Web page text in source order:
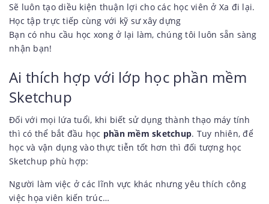
Sẽ luôn tạo diều kiện thuận lợi cho các học viên ở Xa đi lại.
Học tập trực tiếp cùng với kỹ sư xây dựng
Bạn có nhu cầu học xong ở lại làm, chúng tôi luôn sẵn sàng
nhận bạn!
Ai thích hợp với lớp học phần mềm
Sketchup
Đối với mọi lứa tuổi, khi biết sử dụng thành thạo máy tính
thì có thể bắt đầu học phần mềm sketchup. Tuy nhiên, để
học và vận dụng vào thực tiễn tốt hơn thì đối tượng học
Sketchup phù hợp:
Người làm việc ở các lĩnh vực khác nhưng yêu thích công
việc họa viên kiến trúc…